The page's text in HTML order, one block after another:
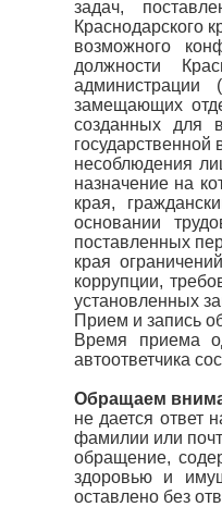
задач,
Краснодарского
возможного
должности
администрации
замещающих
созданных для
государственной
несоблюдения
назначение на
края,
основании
поставленных
края
коррупции,
установленных
Прием и запись
Время приема
автоответчика
Обращаем
не дается ответ
фамилии или
обращение,
здоровью и
оставлено без